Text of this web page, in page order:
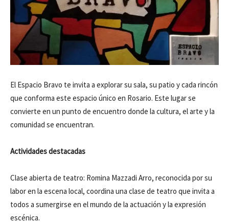
El Espacio Bravo te invita a explorar su sala, su patio y cada rincón
que conforma este espacio único en Rosario. Este lugar se
convierte en un punto de encuentro donde la cultura, el arte y la
comunidad se encuentran.
Actividades destacadas
Clase abierta de teatro: Romina Mazzadi Arro, reconocida por su
labor en la escena local, coordina una clase de teatro que invita a
todos a sumergirse en el mundo de la actuación y la expresión
escénica.